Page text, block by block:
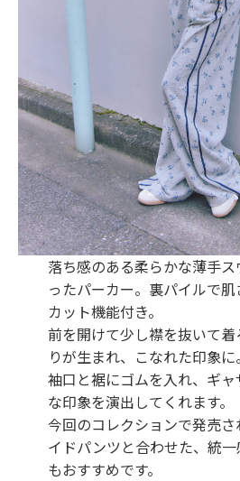
落ち感のある柔らかな薄手
ったパーカー。裏パイルで
カット機能付き。
前を開けて少し襟を抜いて着
りが生まれ、こなれた印象に。
袖口と裾にゴムを入れ、ギ
な印象を演出してくれます。
今回のコレクションで発売
イドパンツと合わせた、統
もおすすめです。